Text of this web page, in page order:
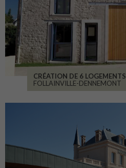
CRÉATION DE 6 LOGEMENTS
FOLLAINVILLE-DENNEMONT